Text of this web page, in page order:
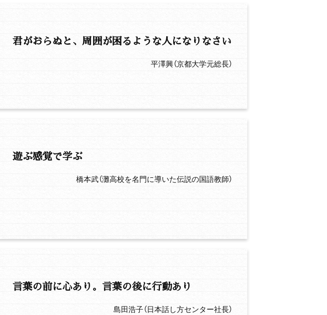
君がおらぬと、周囲が困るような人になりなさい
平澤興（京都大学元総長）
遊ぶ感覚で学ぶ
橋本武（灘高校を名門に導いた伝説の国語教師）
言葉の前に心あり。言葉の後に行動あり
島田浩子（日本話し方センター社長）